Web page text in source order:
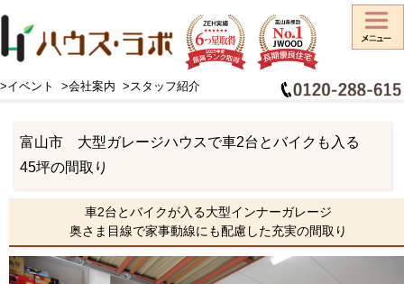
>イベント >会社案内 >スタッフ紹介
HOME > 施工事例> 住宅スタイル >インナーガレージハウス>富山市 大型ガレージハウスで車2台とバイクも入る 45坪の間取り
富山市 大型ガレージハウスで車2台とバイクも入る
45坪の間取り
車2台とバイクが入る大型インナーガレージ
奥さま目線で家事動線にも配慮した充実の間取り